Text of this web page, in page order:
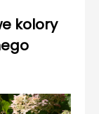
kolory